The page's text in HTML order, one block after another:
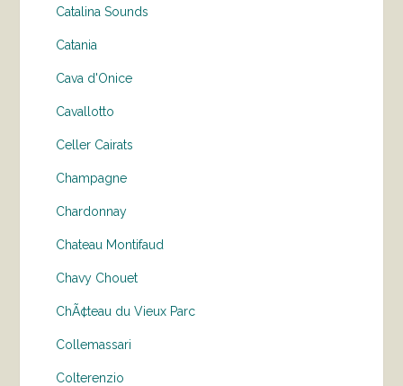
Catalina Sounds
Catania
Cava d'Onice
Cavallotto
Celler Cairats
Champagne
Chardonnay
Chateau Montifaud
Chavy Chouet
ChÃ¢teau du Vieux Parc
Collemassari
Colterenzio